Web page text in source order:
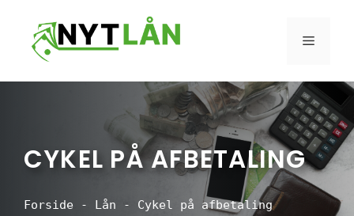
indhold
MENU
CYKEL PÅ AFBETALING
Forside - Lån - Cykel på afbetaling